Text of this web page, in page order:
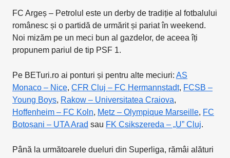
FC Argeș – Petrolul este un derby de tradiție al fotbalului
românesc și o partidă de urmărit și pariat în weekend.
Noi mizăm pe un meci bun al gazdelor, de aceea îți
propunem pariul de tip PSF 1.
Pe BETuri.ro ai ponturi și pentru alte meciuri: AS
Monaco – Nice, CFR Cluj – FC Hermannstadt, FCSB –
Young Boys, Rakow – Universitatea Craiova,
Hoffenheim – FC Koln, Metz – Olympique Marseille, FC
Botoșani – UTA Arad sau FK Csikszereda – „U” Cluj.
Până la următoarele dueluri din Superliga, rămâi alături